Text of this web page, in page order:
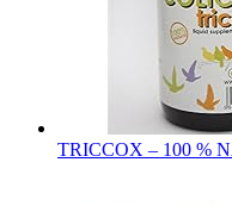
TRICCOX – 100 %